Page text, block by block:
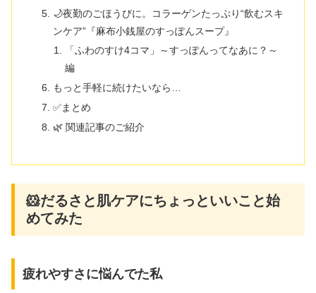
🌙夜勤のごほうびに。コラーゲンたっぷり“飲むスキ
ンケア”『麻布小銭屋のすっぽんスープ』
「ふわのすけ4コマ」～すっぽんってなあに？～
編
もっと手軽に続けたいなら…
✅まとめ
🌿 関連記事のご紹介
🐹だるさと肌ケアにちょっといいこと始
めてみた
疲れやすさに悩んでた私